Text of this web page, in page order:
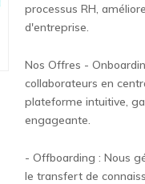
processus RH,
d'entreprise.
Nos Offres -
collaborateurs en
plateforme intuitive,
engageante.
- Offboarding : Nous
le transfert de